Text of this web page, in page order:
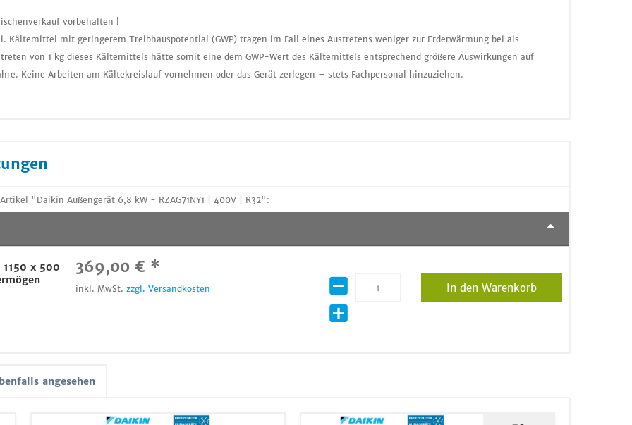
vorbehalten !
mit geringerem Treibhauspotential (GWP) tragen im Fall eines Austretens weniger zur Erderwärmung bei als
von 1 kg dieses Kältemittels hätte somit eine dem GWP-Wert des Kältemittels entsprechend größere Auswirkungen auf
Keine Arbeiten am Kältekreislauf vornehmen oder das Gerät zerlegen – stets Fachpersonal hinzuziehen.
"Daikin Außengerät 6,8 kW - RZAG71NY1 | 400V | R32":
x 500
369,00 € *
inkl. MwSt.zzgl. Versandkosten In den Warenkorb
angesehen